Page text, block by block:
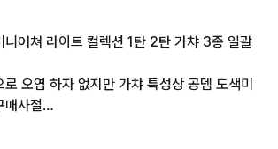
니어쳐 라이트 컬렉션 1탄 2탄 가챠 3종 일괄
오염 하자 없지만 가챠 특성상 공뎀 도색미
매사절
들어옵니다